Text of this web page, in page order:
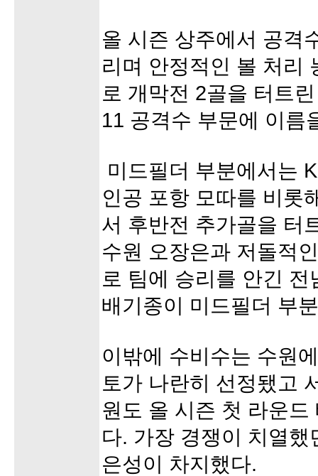
올 시즌 상주에서 공격
리며 안정적인 볼 처리
로 개막전 2골을 터트
11 공격수 부문에 이름
미드필더 부분에서는
인공 포항 모따를 비롯
서 후반전 추가골을 터
수원 오장은과 저돌적
로 팀에 승리를 안긴
배기종이 미드필더 부
이밖에 수비수는 수원
토가 나란히 선정됐고
원도 올 시즌 첫 라운
다. 가장 경쟁이 치열
은성이 차지했다.